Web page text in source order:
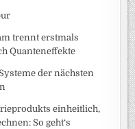
trennt erstmals
Quanteneffekte
der nächsten
einheitlich,
So geht‘s